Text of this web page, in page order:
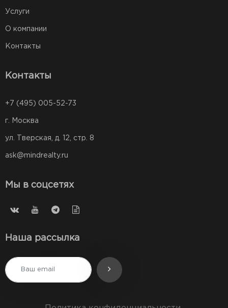
Услуги
О компании
Контакты
Контакты
+7 (495) 005-52-73
г. Москва
ул. Тверская, д. 12, стр. 8
ask@mindrealty.ru
Мы в соцсетях
Наша рассылка